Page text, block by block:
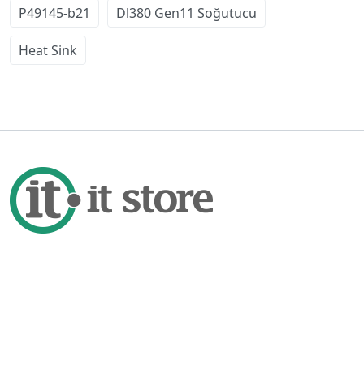
P49145-b21 Dl380 Gen11 Soğutucu
Heat Sink